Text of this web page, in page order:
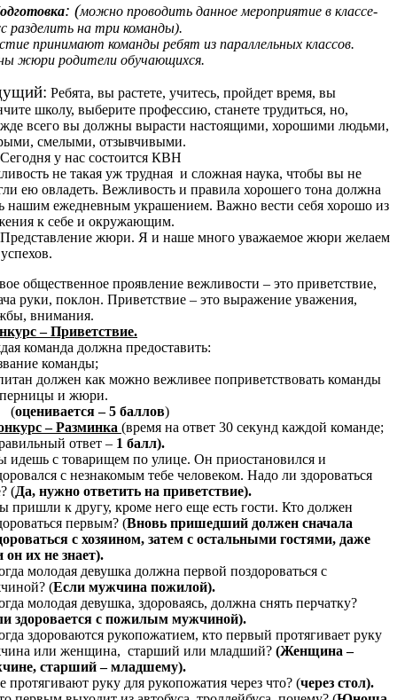
: (можно проводить данное мероприятие в классе-
разделить на три команды).
принимают команды ребят из параллельных классов.
жюри родители обучающихся.
Ребята, вы растете, учитесь, пройдет время, вы
школу, выберите профессию, станете трудиться, но,
всего вы должны вырасти настоящими, хорошими людьми,
смелыми, отзывчивыми.
у нас состоится КВН
не такая уж трудная и сложная наука, чтобы вы не
ею овладеть. Вежливость и правила хорошего тона должна
нашим ежедневным украшением. Важно вести себя хорошо из
к себе и окружающим.
жюри. Я и наше много уважаемое жюри желаем
общественное проявление вежливости – это приветствие,
руки, поклон. Приветствие – это выражение уважения,
внимания.
– Приветствие.
команда должна предоставить:
команды;
должен как можно вежливее поприветствовать команды
и жюри.
оценивается – 5 баллов)
– Разминка (время на ответ 30 секунд каждой команде;
ответ – 1 балл).
идешь с товарищем по улице. Он приостановился и
с незнакомым тебе человеком. Надо ли здороваться
(Да, нужно ответить на приветствие).
пришли к другу, кроме него еще есть гости. Кто должен
первым? (Вновь пришедший должен сначала
с хозяином, затем с остальными гостями, даже
он их не знает).
молодая девушка должна первой поздороваться с
(Если мужчина пожилой).
молодая девушка, здороваясь, должна снять перчатку?
здоровается с пожилым мужчиной).
здороваются рукопожатием, кто первый протягивает руку
или женщина, старший или младший? (Женщина –
старший – младшему).
протягивают руку для рукопожатия через что? (через стол).